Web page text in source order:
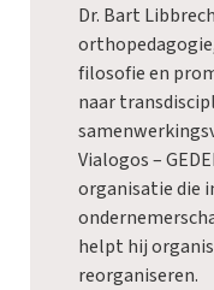
Dr. Bart
filosofie en
naar
Vialogos –
organisatie die
helpt hij
reorganiseren.